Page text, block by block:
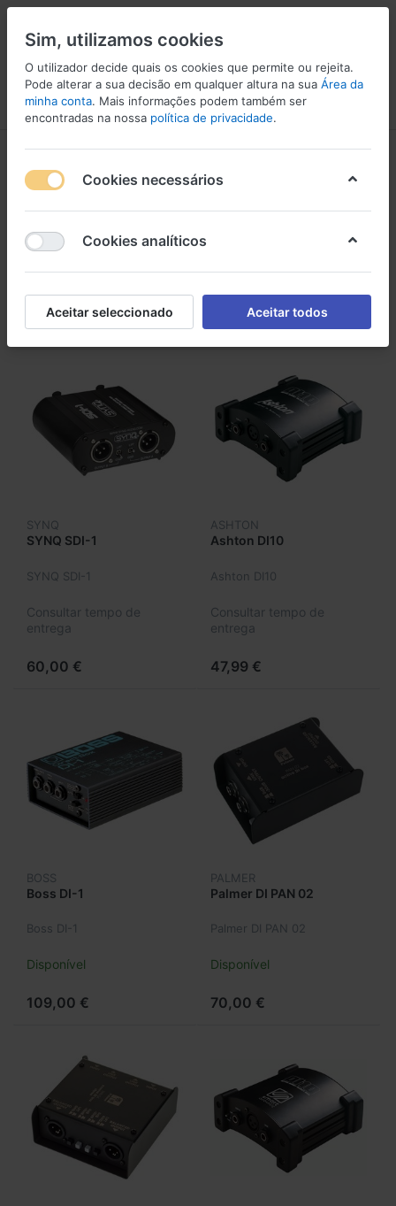
Menu Iniciar sessão Comparar Lista de Desejos
1-9de9
DI-Boxes
SYNQ
SYNQ SDI-1
SYNQ SDI-1
Consultar tempo de
entrega
60,00 €
ASHTON
Ashton DI10
Ashton DI10
Consultar tempo de
entrega
47,99 €
BOSS
Boss DI-1
Boss DI-1
Disponível
109,00 €
PALMER
Palmer DI PAN 02
Palmer DI PAN 02
Disponível
70,00 €
Sim, utilizamos cookies
O utilizador decide quais os cookies que permite ou rejeita.
Pode alterar a sua decisão em qualquer altura na sua Área da
minha conta. Mais informações podem também ser
encontradas na nossa política de privacidade.
Cookies necessários
Cookies analíticos
Aceitar seleccionado Aceitar todos